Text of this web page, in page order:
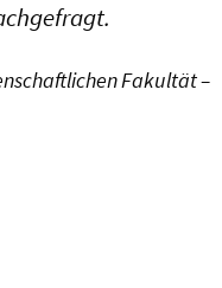
Fakultät –